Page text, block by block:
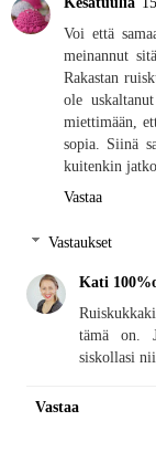
Voi että
meinannut
Rakastan
ole
miettimään,
sopia. Siinä
kuitenkin
Vastaa
Vastaukset
Kati
tämä on.
siskollasi
Vastaa